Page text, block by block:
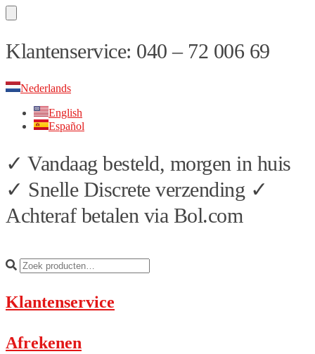
Skip
to
Skip
to
Klantenservice: 040 – 72 006 69
Nederlands
English
Español
✓ Vandaag besteld, morgen in huis
✓ Snelle Discrete verzending ✓
Achteraf betalen via Bol.com
Klantenservice
Afrekenen